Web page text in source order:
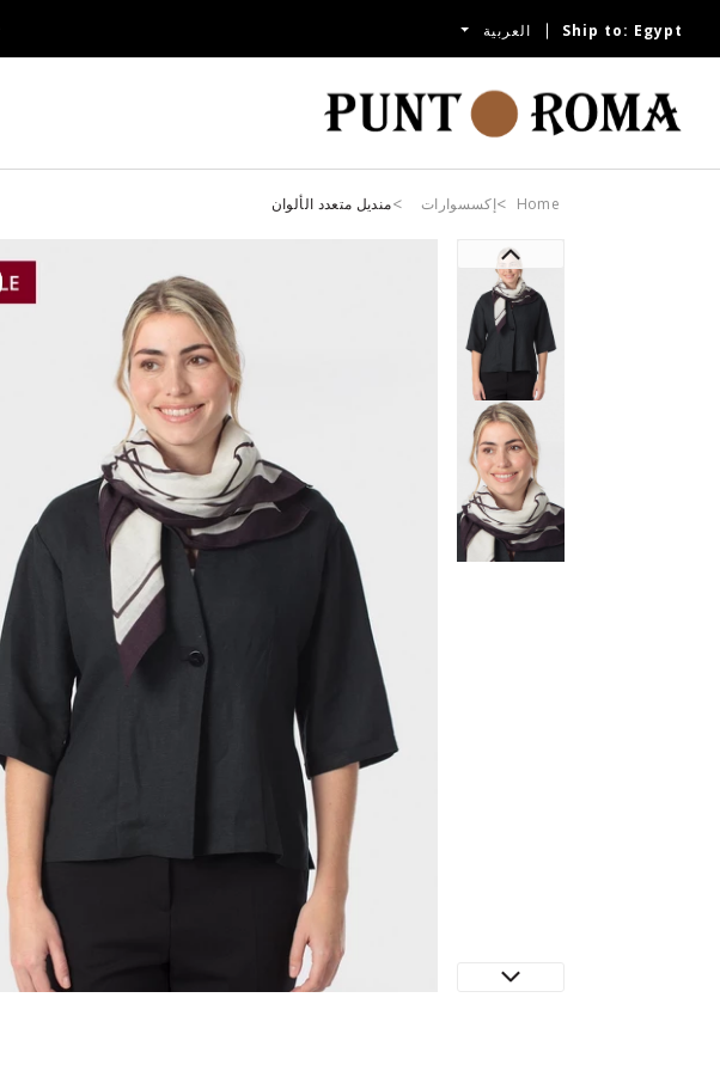
Ship to: Egypt العربية
Home إكسسوارات منديل متعدد الألوان